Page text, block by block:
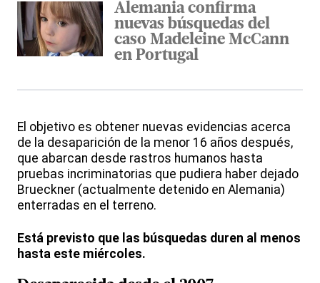
Alemania confirma
nuevas búsquedas del
caso Madeleine McCann
en Portugal
El objetivo es obtener nuevas evidencias acerca
de la desaparición de la menor 16 años después,
que abarcan desde rastros humanos hasta
pruebas incriminatorias que pudiera haber dejado
Brueckner (actualmente detenido en Alemania)
enterradas en el terreno.
Está previsto que las búsquedas duren al menos
hasta este miércoles.